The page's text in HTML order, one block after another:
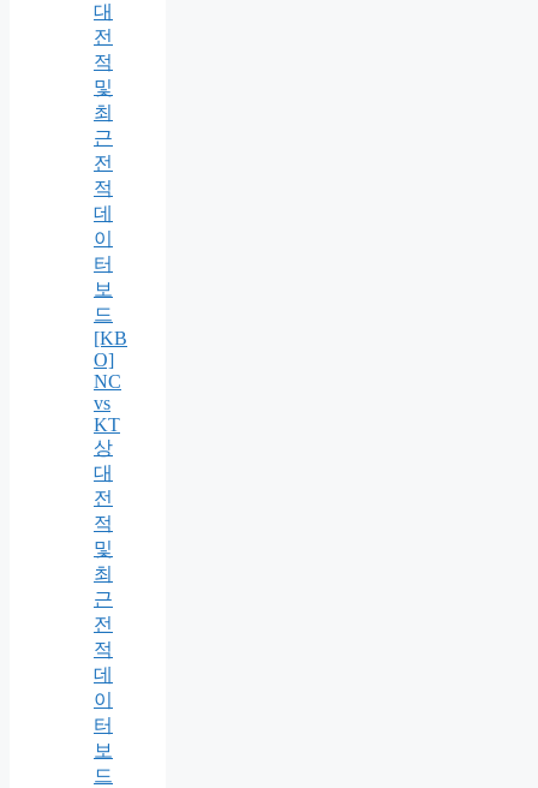
대
전
적
및
최
근
전
적
데
이
터
보
드
[KB
O]
NC
vs
KT
상
대
전
적
및
최
근
전
적
데
이
터
보
드